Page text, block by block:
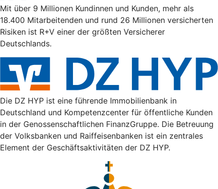
Mit über 9 Millionen Kundinnen und Kunden, mehr als
18.400 Mitarbeitenden und rund 26 Millionen versicherten
Risiken ist R+V einer der größten Versicherer
Deutschlands.
Die DZ HYP ist eine führende Immobilienbank in
Deutschland und Kompetenzcenter für öffentliche Kunden
in der Genossenschaftlichen FinanzGruppe. Die Betreuung
der Volksbanken und Raiffeisenbanken ist ein zentrales
Element der Geschäftsaktivitäten der DZ HYP.